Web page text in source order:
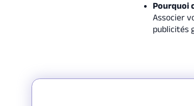
Pourquoi
Associer
publicités